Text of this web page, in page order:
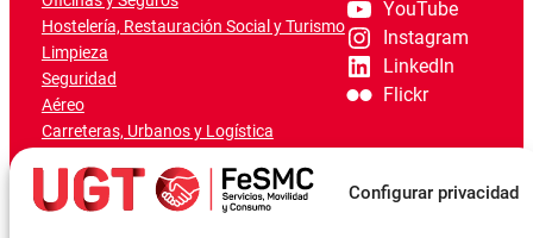
Configurar privacidad
Hostelería, Restauración Social y Turismo
Limpieza
Seguridad
Aéreo
Carreteras, Urbanos y Logística
Marítimo-Portuario
YouTube
Instagram
LinkedIn
Flickr